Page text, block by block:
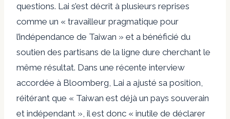
questions. Lai s’est décrit à plusieurs reprises
comme un « travailleur pragmatique pour
l’indépendance de Taiwan » et a bénéficié du
soutien des partisans de la ligne dure cherchant le
même résultat. Dans une récente interview
accordée à Bloomberg, Lai a ajusté sa position,
réitérant que « Taiwan est déjà un pays souverain
et indépendant », il est donc « inutile de déclarer